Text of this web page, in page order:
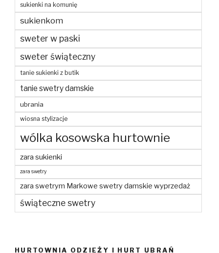
sukienki na komunię
sukienkom
sweter w paski
sweter świąteczny
tanie sukienki z butik
tanie swetry damskie
ubrania
wiosna stylizacje
wólka kosowska hurtownie
zara sukienki
zara swetry
zara swetrym Markowe swetry damskie wyprzedaż
świąteczne swetry
HURTOWNIA ODZIEŻY I HURT UBRAŃ